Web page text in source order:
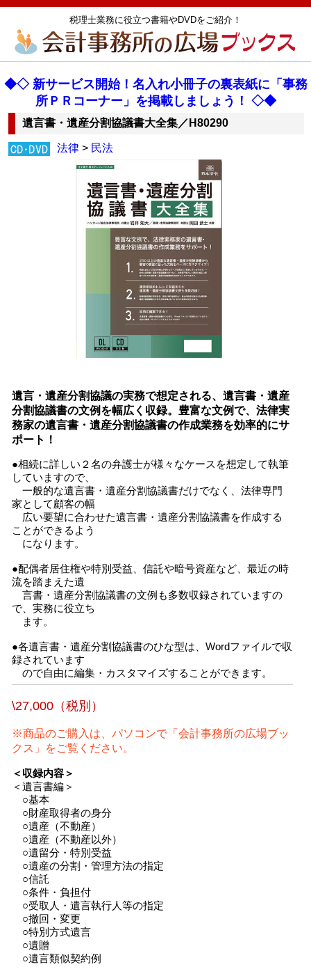
税理士業務に役立つ書籍やDVDをご紹介！
◆◇ 新サービス開始！名入れ小冊子の裏表紙に「事務
所ＰＲコーナー」を掲載しましょう！ ◇◆
遺言書・遺産分割協議書大全集／H80290
法律 > 民法
遺言・遺産分割協議の実務で想定される、遺言書・遺産
分割協議書の文例を幅広く収録。豊富な文例で、法律実
務家の遺言書・遺産分割協議書の作成業務を効率的にサ
ポート！
●相続に詳しい２名の弁護士が様々なケースを想定して執筆
していますので、
一般的な遺言書・遺産分割協議書だけでなく、法律専門
家として顧客の幅
広い要望に合わせた遺言書・遺産分割協議書を作成する
ことができるよう
になります。
●配偶者居住権や特別受益、信託や暗号資産など、最近の時
流を踏まえた遺
言書・遺産分割協議書の文例も多数収録されていますの
で、実務に役立ち
ます。
●各遺言書・遺産分割協議書のひな型は、Wordファイルで収
録されています
ので自由に編集・カスタマイズすることができます。
\27,000（税別）
※商品のご購入は、パソコンで「会計事務所の広場ブッ
クス」をご覧ください。
＜収録内容＞
＜遺言書編＞
○基本
○財産取得者の身分
○遺産（不動産）
○遺産（不動産以外）
○遺留分・特別受益
○遺産の分割・管理方法の指定
○信託
○条件・負担付
○受取人・遺言執行人等の指定
○撤回・変更
○特別方式遺言
○遺贈
○遺言類似契約例